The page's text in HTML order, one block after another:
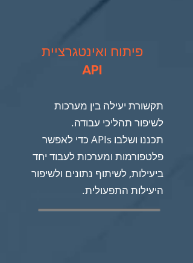
פיתוח ואינטגרציית
API
תקשורת יעילה בין מערכות
לשיפור תהליכי עבודה.
תכננו ושלבו APIs כדי לאפשר
פלטפורמות ומערכות לעבוד יחד
ביעילות, לשיתוף נתונים ולשיפור
היעילות התפעולית.